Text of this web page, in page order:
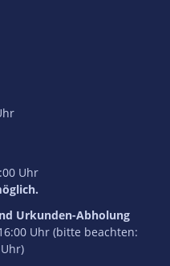
Uhr
Urkunden-Abholung
Uhr (bitte beachten: